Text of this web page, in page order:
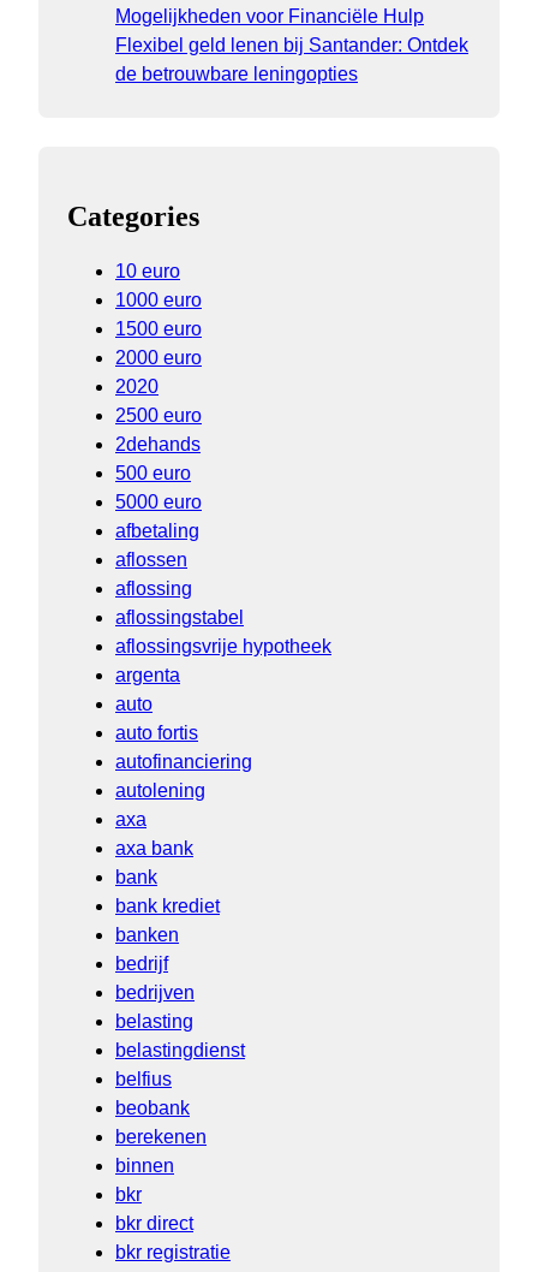
Mogelijkheden voor Financiële Hulp
Flexibel geld lenen bij Santander: Ontdek
de betrouwbare leningopties
Categories
10 euro
1000 euro
1500 euro
2000 euro
2020
2500 euro
2dehands
500 euro
5000 euro
afbetaling
aflossen
aflossing
aflossingstabel
aflossingsvrije hypotheek
argenta
auto
auto fortis
autofinanciering
autolening
axa
axa bank
bank
bank krediet
banken
bedrijf
bedrijven
belasting
belastingdienst
belfius
beobank
berekenen
binnen
bkr
bkr direct
bkr registratie